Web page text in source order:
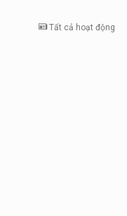
Tất cả hoạt động